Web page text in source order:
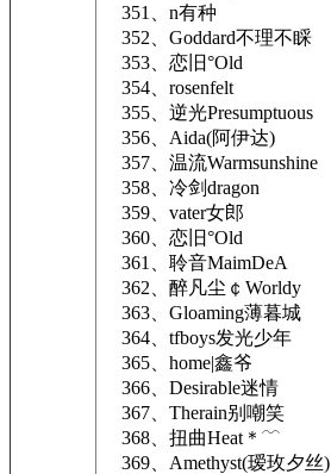
351、n有种
352、Goddard不理不睬
353、恋旧°Old
354、rosenfelt
355、逆光Presumptuous
356、Aida(阿伊达)
357、温流Warmsunshine
358、冷剑dragon
359、vater女郎
360、恋旧°Old
361、聆音MaimDeA
362、醉凡尘￠Worldy
363、Gloaming薄暮城
364、tfboys发光少年
365、home|鑫爷
366、Desirable迷情
367、Therain别嘲笑
368、扭曲Heat＊﹋
369、Amethyst(瑷玫夕丝)